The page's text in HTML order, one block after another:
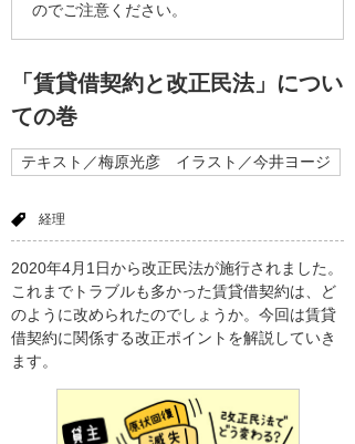
のでご注意ください。
「賃貸借契約と改正民法」につい
ての巻
テキスト／梅原光彦 イラスト／今井ヨージ
経理
2020年4月1日から改正民法が施行されました。
これまでトラブルも多かった賃貸借契約は、ど
のように改められたのでしょうか。今回は賃貸
借契約に関係する改正ポイントを解説していき
ます。